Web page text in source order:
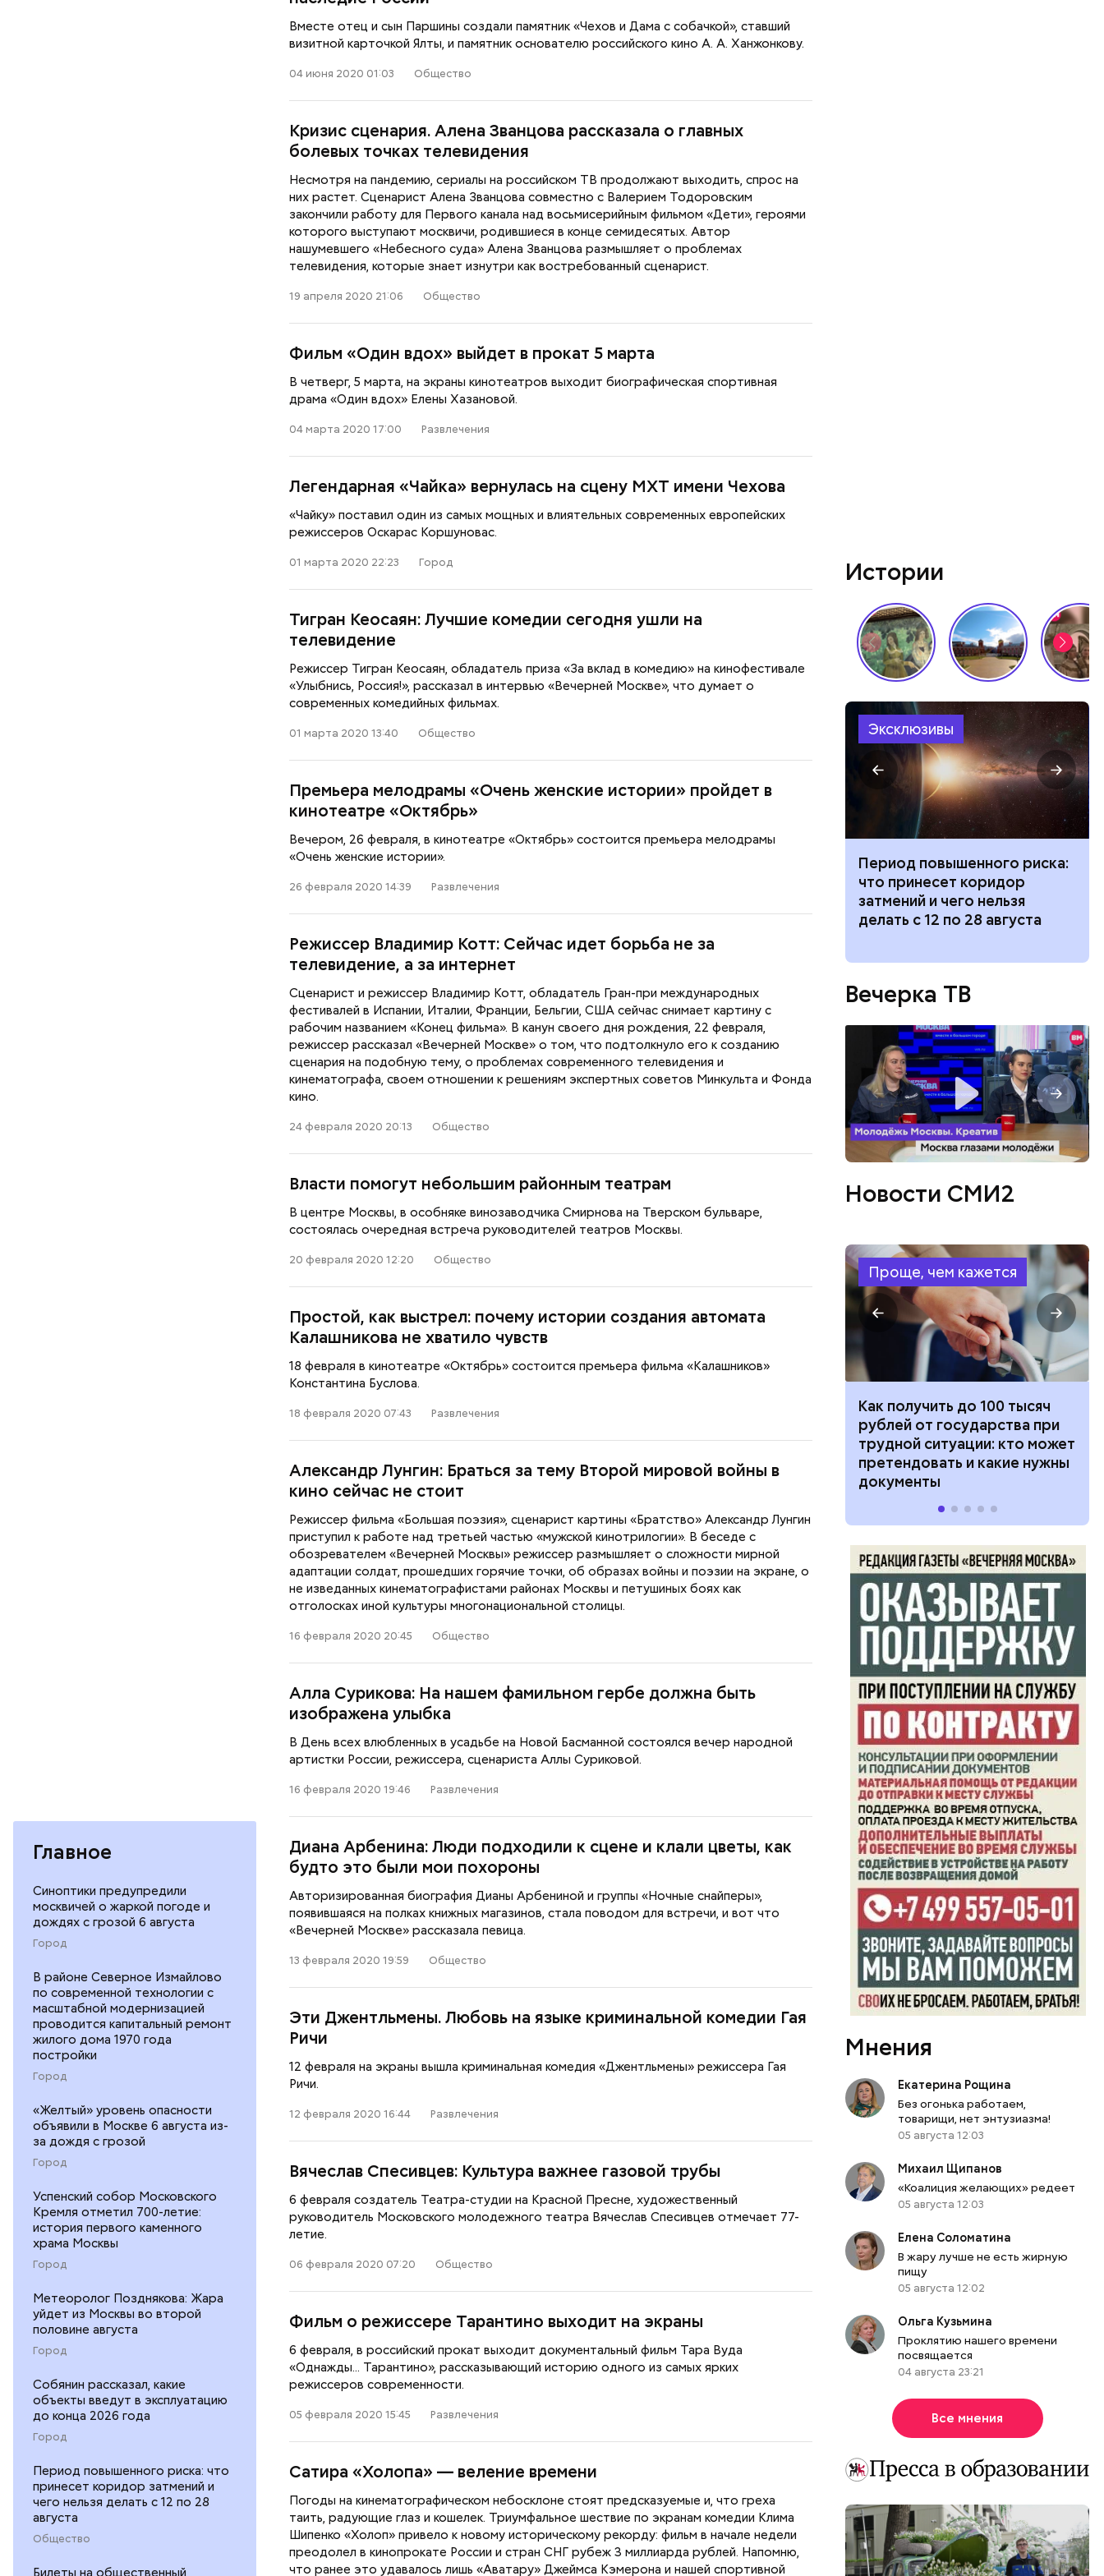
Главное
Синоптики предупредили
москвичей о жаркой погоде и
дождях с грозой 6 августа
Город
В районе Северное Измайлово
по современной технологии с
масштабной модернизацией
проводится капитальный ремонт
жилого дома 1970 года
постройки
Город
«Желтый» уровень опасности
объявили в Москве 6 августа из-
за дождя с грозой
Город
Успенский собор Московского
Кремля отметил 700-летие:
история первого каменного
храма Москвы
Город
Метеоролог Позднякова: Жара
уйдет из Москвы во второй
половине августа
Город
Собянин рассказал, какие
объекты введут в эксплуатацию
до конца 2026 года
Город
Период повышенного риска: что
принесет коридор затмений и
чего нельзя делать с 12 по 28
августа
Общество
Вместе отец и сын Паршины создали памятник «Чехов и Дама с собачкой», ставший
визитной карточкой Ялты, и памятник основателю российского кино А. А. Ханжонкову.
04 июня 2020 01:03 Общество
Кризис сценария. Алена Званцова рассказала о главных
болевых точках телевидения
Несмотря на пандемию, сериалы на российском ТВ продолжают выходить, спрос на
них растет. Сценарист Алена Званцова совместно с Валерием Тодоровским
закончили работу для Первого канала над восьмисерийным фильмом «Дети», героями
которого выступают москвичи, родившиеся в конце семидесятых. Автор
нашумевшего «Небесного суда» Алена Званцова размышляет о проблемах
телевидения, которые знает изнутри как востребованный сценарист.
19 апреля 2020 21:06 Общество
Фильм «Один вдох» выйдет в прокат 5 марта
В четверг, 5 марта, на экраны кинотеатров выходит биографическая спортивная
драма «Один вдох» Елены Хазановой.
04 марта 2020 17:00 Развлечения
Легендарная «Чайка» вернулась на сцену МХТ имени Чехова
«Чайку» поставил один из самых мощных и влиятельных современных европейских
режиссеров Оскарас Коршуновас.
01 марта 2020 22:23 Город
Тигран Кеосаян: Лучшие комедии сегодня ушли на
телевидение
Режиссер Тигран Кеосаян, обладатель приза «За вклад в комедию» на кинофестивале
«Улыбнись, Россия!», рассказал в интервью «Вечерней Москве», что думает о
современных комедийных фильмах.
01 марта 2020 13:40 Общество
Премьера мелодрамы «Очень женские истории» пройдет в
кинотеатре «Октябрь»
Вечером, 26 февраля, в кинотеатре «Октябрь» состоится премьера мелодрамы
«Очень женские истории».
26 февраля 2020 14:39 Развлечения
Режиссер Владимир Котт: Сейчас идет борьба не за
телевидение, а за интернет
Сценарист и режиссер Владимир Котт, обладатель Гран-при международных
фестивалей в Испании, Италии, Франции, Бельгии, США сейчас снимает картину с
рабочим названием «Конец фильма». В канун своего дня рождения, 22 февраля,
режиссер рассказал «Вечерней Москве» о том, что подтолкнуло его к созданию
сценария на подобную тему, о проблемах современного телевидения и
кинематографа, своем отношении к решениям экспертных советов Минкульта и Фонда
кино.
24 февраля 2020 20:13 Общество
Власти помогут небольшим районным театрам
В центре Москвы, в особняке винозаводчика Смирнова на Тверском бульваре,
состоялась очередная встреча руководителей театров Москвы.
20 февраля 2020 12:20 Общество
Простой, как выстрел: почему истории создания автомата
Калашникова не хватило чувств
18 февраля в кинотеатре «Октябрь» состоится премьера фильма «Калашников»
Константина Буслова.
18 февраля 2020 07:43 Развлечения
Александр Лунгин: Браться за тему Второй мировой войны в
кино сейчас не стоит
Режиссер фильма «Большая поэзия», сценарист картины «Братство» Александр Лунгин
приступил к работе над третьей частью «мужской кинотрилогии». В беседе с
обозревателем «Вечерней Москвы» режиссер размышляет о сложности мирной
адаптации солдат, прошедших горячие точки, об образах войны и поэзии на экране, о
не изведанных кинематографистами районах Москвы и петушиных боях как
отголосках иной культуры многонациональной столицы.
16 февраля 2020 20:45 Общество
Алла Сурикова: На нашем фамильном гербе должна быть
изображена улыбка
В День всех влюбленных в усадьбе на Новой Басманной состоялся вечер народной
артистки России, режиссера, сценариста Аллы Суриковой.
16 февраля 2020 19:46 Развлечения
Диана Арбенина: Люди подходили к сцене и клали цветы, как
будто это были мои похороны
Авторизированная биография Дианы Арбениной и группы «Ночные снайперы»,
появившаяся на полках книжных магазинов, стала поводом для встречи, и вот что
«Вечерней Москве» рассказала певица.
13 февраля 2020 19:59 Общество
Эти Джентльмены. Любовь на языке криминальной комедии Гая
Ричи
12 февраля на экраны вышла криминальная комедия «Джентльмены» режиссера Гая
Ричи.
12 февраля 2020 16:44 Развлечения
Вячеслав Спесивцев: Культура важнее газовой трубы
6 февраля создатель Театра-студии на Красной Пресне, художественный
руководитель Московского молодежного театра Вячеслав Спесивцев отмечает 77-
летие.
06 февраля 2020 07:20 Общество
Фильм о режиссере Тарантино выходит на экраны
6 февраля, в российский прокат выходит документальный фильм Тара Вуда
«Однажды... Тарантино», рассказывающий историю одного из самых ярких
режиссеров современности.
05 февраля 2020 15:45 Развлечения
Сатира «Холопа» — веление времени
Погоды на кинематографическом небосклоне стоят предсказуемые и, что греха
таить, радующие глаз и кошелек. Триумфальное шествие по экранам комедии Клима
Шипенко «Холоп» привело к новому историческому рекорду: фильм в начале недели
преодолел в кинопрокате России и стран СНГ рубеж 3 миллиарда рублей. Напомню,
что ранее это удавалось лишь «Аватару» Джеймса Кэмерона и нашей спортивной
Истории
Эксклюзивы
Поощрение вместо
принуждения: что вошло в
он нужен
делать с 12 по 28 августа
Ни один артист не покинул
театр: интервью с худруком
«Покровка.Театр» Дмитрием
Бикбаевым
Вечерка ТВ
Новости СМИ2
Проще, чем кажется
Как поменять батареи дома и
трудной ситуации: кто может
претендовать и какие нужны
документы
Как узнать, снесут ли дом по
реновации в Москве: где
искать информацию и сроки
Мнения
Екатерина Рощина
Без огонька работаем,
товарищи, нет энтузиазма!
05 августа 12:03
Михаил Щипанов
«Коалиция желающих» редеет
05 августа 12:03
Елена Соломатина
В жару лучше не есть жирную
пищу
05 августа 12:02
Ольга Кузьмина
Проклятию нашего времени
посвящается
04 августа 23:21
Все мнения